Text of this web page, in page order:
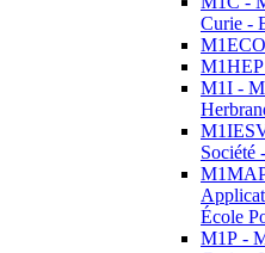
Curie -
M1I -
Société
École
M1P -